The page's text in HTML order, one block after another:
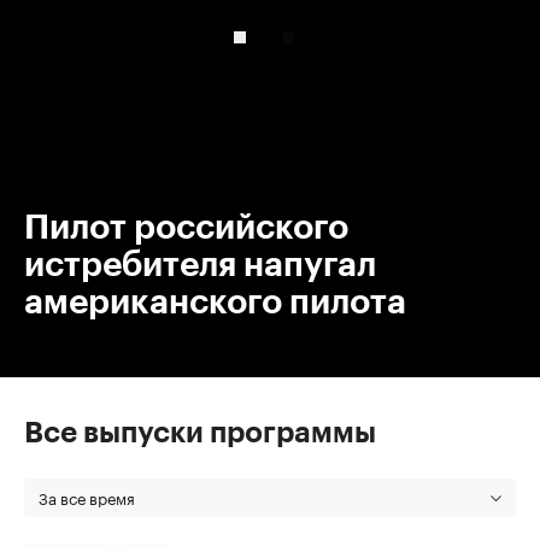
Пилот российского
истребителя напугал
американского пилота
Все выпуски программы
За все время